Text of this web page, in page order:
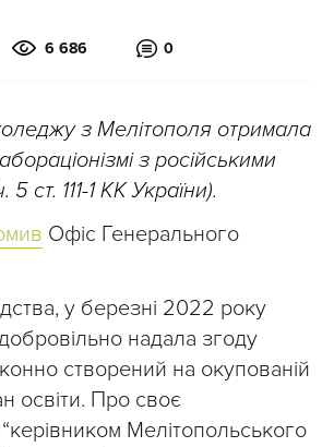
6 686 0
з Мелітополя отримала
з російськими
ст. 111-1 КК України).
Офіс Генерального
у березні 2022 року
надала згоду
створений на окупованій
освіти. Про своє
Мелітопольського